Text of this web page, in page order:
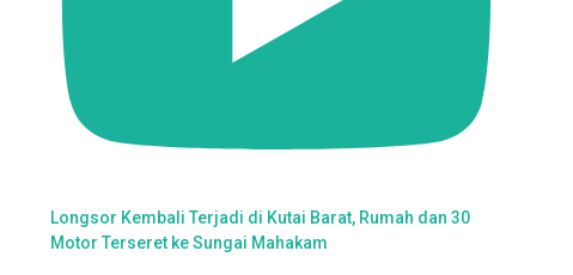
Longsor Kembali Terjadi di Kutai Barat, Rumah dan 30
Motor Terseret ke Sungai Mahakam